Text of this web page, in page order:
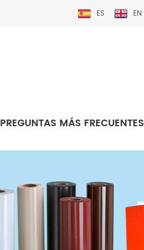
ES EN
PREGUNTAS MÁS FRECUENTES